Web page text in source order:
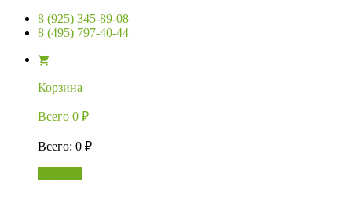
8 (925) 345-89-08
8 (495) 797-40-44
Корзина
Всего 0 ₽
Всего: 0 ₽